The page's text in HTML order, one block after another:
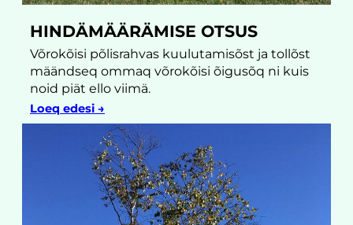
HINDÄMÄÄRÄMISE OTSUS
Võrokõisi põlisrahvas kuulutamisõst ja tollõst
määndseq ommaq võrokõisi õigusõq ni kuis
noid piät ello viimä.
Loeq edesi →